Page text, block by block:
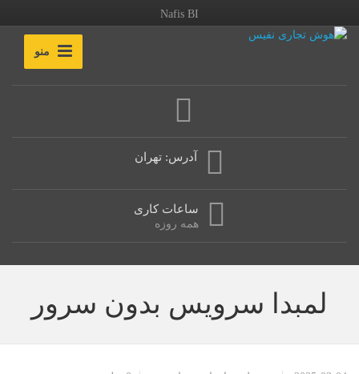
Nafis BI
منو
آدرس: تهران
ساعات کاری
همه روزه
لمبدا سرویس بدون سرور